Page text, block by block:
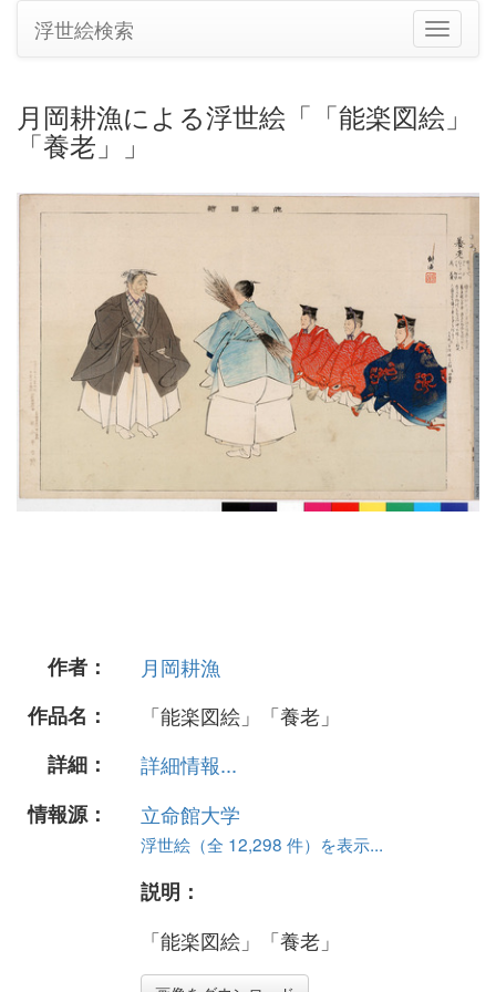
ナ
ビ
シ
切
え
浮世絵検索
月岡耕漁による浮世絵「「能楽図絵」
「養老」」
作者：
月岡耕漁
作品名：
「能楽図絵」「養老」
詳細：
詳細情報...
情報源：
立命館大学
浮世絵（全 12,298 件）を表示...
説明：
「能楽図絵」「養老」